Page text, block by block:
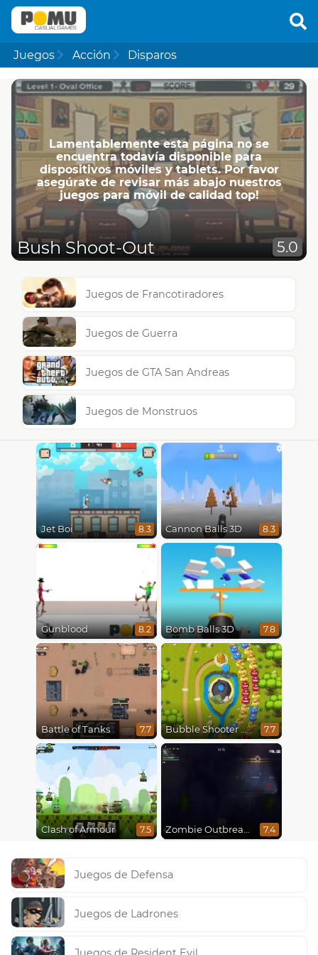
Juegos Acción Disparos
Lamentablemente esta página no se
encuentra todavía disponible para
dispositivos móviles y tablets. Por favor
asegúrate de revisar más abajo nuestros
juegos para móvil de calidad top!
Bush Shoot-Out 5.0
Juegos de Francotiradores
Juegos de Guerra
Juegos de GTA San Andreas
Juegos de Monstruos
Jet Boi 8.3 Cannon Balls 3D 8.3
Gunblood 8.2 Bomb Balls 3D 7.8
Battle of Tanks 7.7 Bubble Shooter Online 7.7
Clash of Armour 7.5 Zombie Outbreak Arena 7.4
Juegos de Defensa
Juegos de Ladrones